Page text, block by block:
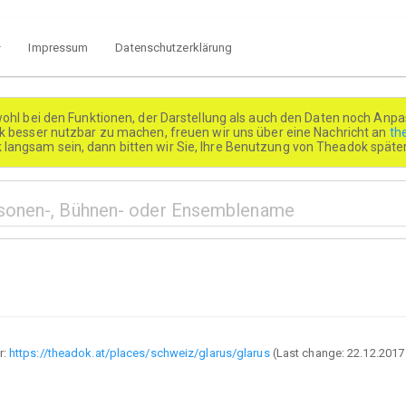
Impressum Datenschutzerklärung
bei den Funktionen, der Darstellung als auch den Daten noch
besser nutzbar zu machen, freuen wir uns über eine Nachricht an
sein, dann bitten wir Sie, Ihre Benutzung von Theadok
https://theadok.at/places/schweiz/glarus/glarus(Last change:22.12.2017